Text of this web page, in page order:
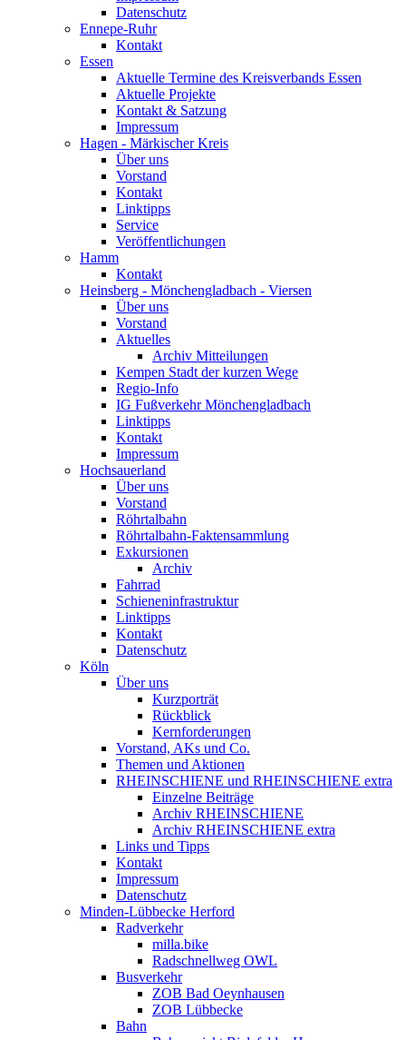
Datenschutz
Ennepe-Ruhr
Kontakt
Essen
Aktuelle Termine des Kreisverbands Essen
Aktuelle Projekte
Kontakt & Satzung
Impressum
Hagen - Märkischer Kreis
Über uns
Vorstand
Kontakt
Linktipps
Service
Veröffentlichungen
Hamm
Kontakt
Heinsberg - Mönchengladbach - Viersen
Über uns
Vorstand
Aktuelles
Archiv Mitteilungen
Kempen Stadt der kurzen Wege
Regio-Info
IG Fußverkehr Mönchengladbach
Linktipps
Kontakt
Impressum
Hochsauerland
Über uns
Vorstand
Röhrtalbahn
Röhrtalbahn-Faktensammlung
Exkursionen
Archiv
Fahrrad
Schieneninfrastruktur
Linktipps
Kontakt
Datenschutz
Köln
Über uns
Kurzporträt
Rückblick
Kernforderungen
Vorstand, AKs und Co.
Themen und Aktionen
RHEINSCHIENE und RHEINSCHIENE extra
Einzelne Beiträge
Archiv RHEINSCHIENE
Archiv RHEINSCHIENE extra
Links und Tipps
Kontakt
Impressum
Datenschutz
Minden-Lübbecke Herford
Radverkehr
milla.bike
Radschnellweg OWL
Busverkehr
ZOB Bad Oeynhausen
ZOB Lübbecke
Bahn